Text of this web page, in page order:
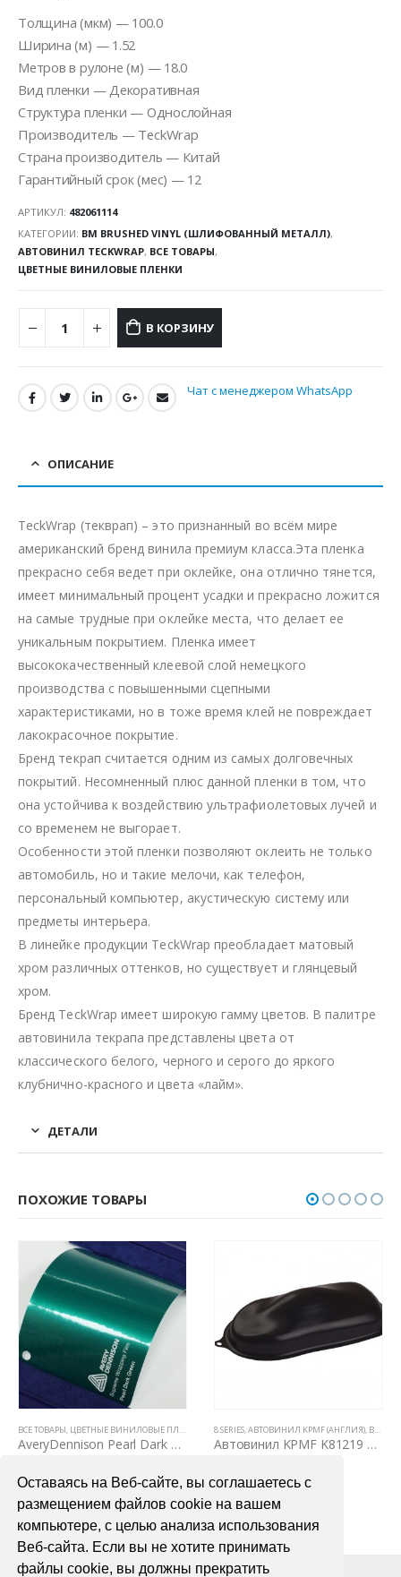
Оставаясь на Веб-сайте, вы соглашаетесь с
размещением файлов cookie на вашем
компьютере, с целью анализа использования
Веб-сайта. Если вы не хотите принимать
файлы cookie, вы должны прекратить
Толщина (мкм) — 100.0
Ширина (м) — 1.52
Метров в рулоне (м) — 18.0
Вид пленки — Декоративная
Структура пленки — Однослойная
Производитель — TeckWrap
Страна производитель — Китай
Гарантийный срок (мес) — 12
АРТИКУЛ: 482061114
КАТЕГОРИИ: BM BRUSHED VINYL (ШЛИФОВАННЫЙ МЕТАЛЛ),
АВТОВИНИЛ TECKWRAP, ВСЕ ТОВАРЫ,
ЦВЕТНЫЕ ВИНИЛОВЫЕ ПЛЕНКИ
В КОРЗИНУ
Чат с менеджером WhatsApp
ОПИСАНИЕ
TeckWrap (текврап) – это признанный во всём мире
американский бренд винила премиум класса.Эта пленка
прекрасно себя ведет при оклейке, она отлично тянется,
имеет минимальный процент усадки и прекрасно ложится
на самые трудные при оклейке места, что делает ее
уникальным покрытием. Пленка имеет
высококачественный клеевой слой немецкого
производства с повышенными сцепными
характеристиками, но в тоже время клей не повреждает
лакокрасочное покрытие.
Бренд текрап считается одним из самых долговечных
покрытий. Несомненный плюс данной пленки в том, что
она устойчива к воздействию ультрафиолетовых лучей и
со временем не выгорает.
Особенности этой пленки позволяют оклеить не только
автомобиль, но и такие мелочи, как телефон,
персональный компьютер, акустическую систему или
предметы интерьера.
В линейке продукции TeckWrap преобладает матовый
хром различных оттенков, но существует и глянцевый
хром.
Бренд TeckWrap имеет широкую гамму цветов. В палитре
автовинила текрапа представлены цвета от
классического белого, черного и серого до яркого
клубнично-красного и цвета «лайм».
ДЕТАЛИ
ПОХОЖИЕ ТОВАРЫ
ПЛЕНКИ
ВСЕ ТОВАРЫ ЦВЕТНЫЕ ВИНИЛОВЫЕ ПЛЕНКИ GLOSS & MATTE & SATIN
AveryDennison Pearl Dark Green (темно-зеленый перламутр)
В КОРЗИНУ
8 SERIES АВТОВИНИЛ KPMF (АНГЛИЯ) ВСЕ ТОВАРЫ
Автовинил KPMF K81219 черная матовая текстурированная
В КОРЗИНУ